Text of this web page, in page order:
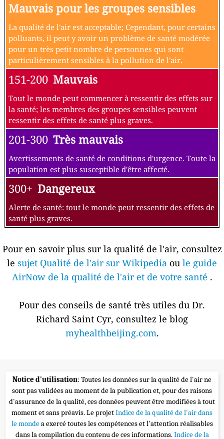
Mauvais pour les groupes sensibles
La qualité de l'air est acceptable; Cependant, pour certains
polluants, il peut y avoir un problème de santé modérée
pour un très petit nombre de personnes qui sont
particulièrement sensibles à la pollution de l'air.
151-200 Mauvais
Tout le monde peut commencer à ressentir des effets sur
la santé; les membres des groupes sensibles peuvent
ressentir des effets de santé plus graves.
201-300 Très mauvais
Avertissements de santé de conditions d'urgence. Toute la
population est plus susceptible d'être affecté.
300+ Dangereux
Alerte de santé: tout le monde peut ressentir des effets de
santé plus graves.
Pour en savoir plus sur la qualité de l'air, consultez
le sujet Qualité de l'air sur Wikipedia ou le guide
AirNow de la qualité de l'air et de votre santé .
Pour des conseils de santé très utiles du Dr.
Richard Saint Cyr, consultez le blog
myhealthbeijing.com.
Notice d'utilisation: Toutes les données sur la qualité de l'air ne
sont pas validées au moment de la publication et, pour des raisons
d'assurance de la qualité, ces données peuvent être modifiées à tout
moment et sans préavis. Le projetIndice de la qualité de l'air dans
le mondea exercé toutes les compétences et l'attention réalisables
dans la compilation du contenu de ces informations.Indice de la